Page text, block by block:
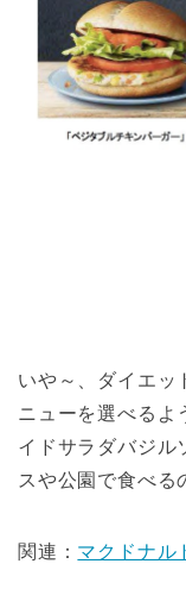
いや～、ダイエッ
ニューを選べるよ
イドサラダバジル
スや公園で食べる
関連： マクドナル